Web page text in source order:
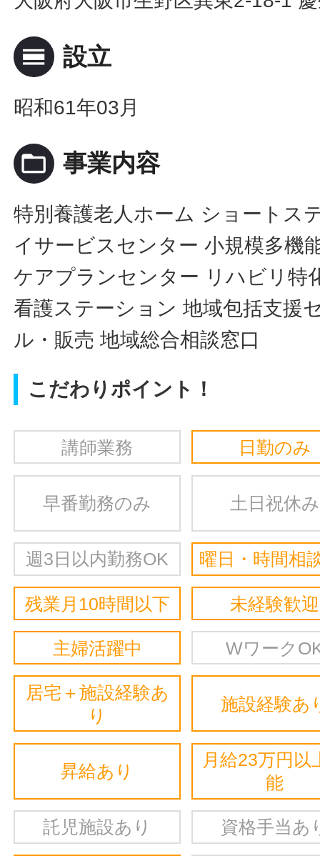
calendar_view_day 設立
昭和61年03月
folder_open 事業内容
特別養護老人ホーム ショートス
イサービスセンター 小規模多機
ケアプランセンター リハビリ特
看護ステーション 地域包括支援
ル・販売 地域総合相談窓口
こだわりポイント！
講師業務 日勤のみ
早番勤務のみ 土日祝休み
週3日以内勤務OK 曜日・時間相
残業月10時間以下 未経験歓迎
主婦活躍中 Wワーク
居宅＋施設経験あ
り
施設経験あ
昇給あり
月給23万円以
能
託児施設あり 資格手当あ